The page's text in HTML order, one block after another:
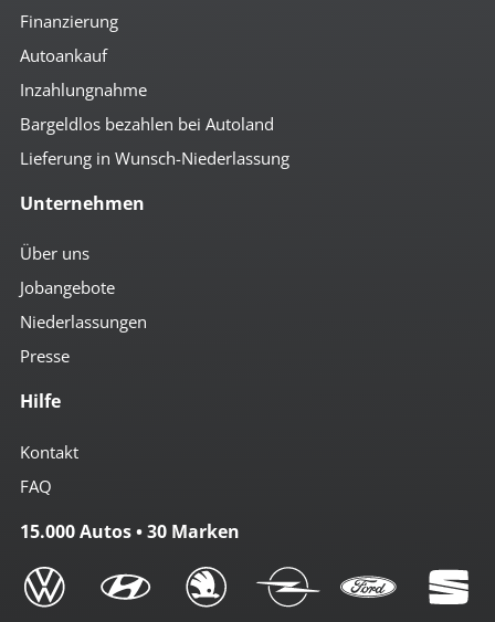
Finanzierung
Autoankauf
Inzahlungnahme
Bargeldlos bezahlen bei Autoland
Lieferung in Wunsch-Niederlassung
Unternehmen
Über uns
Jobangebote
Niederlassungen
Presse
Hilfe
Kontakt
FAQ
15.000 Autos • 30 Marken